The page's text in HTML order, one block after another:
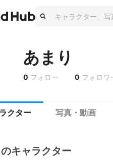
あまり
0 フォロー 0 フォロワ
クター 写真・動画
キャラクター